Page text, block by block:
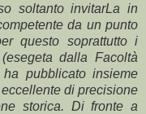
soltanto invitarLa in
da un punto
questo soprattutto i
dalla Facoltà
pubblicato insieme
di precisione
storica. Di fronte a